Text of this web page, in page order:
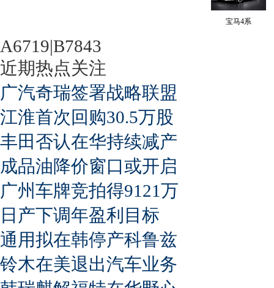
宝马4系
A6719|B7843
近期热点关注
广汽奇瑞签署战略联盟
江淮首次回购30.5万股
丰田否认在华持续减产
成品油降价窗口或开启
广州车牌竞拍得9121万
日产下调年盈利目标
通用拟在韩停产科鲁兹
铃木在美退出汽车业务